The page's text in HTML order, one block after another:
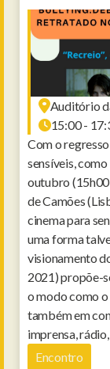
Auditório
15:00 -
Com o
sensíveis,
outubro
de Camões
cinema para
uma forma
visionamento
2021) propõe-
o modo como
também em
imprensa,
Encontro